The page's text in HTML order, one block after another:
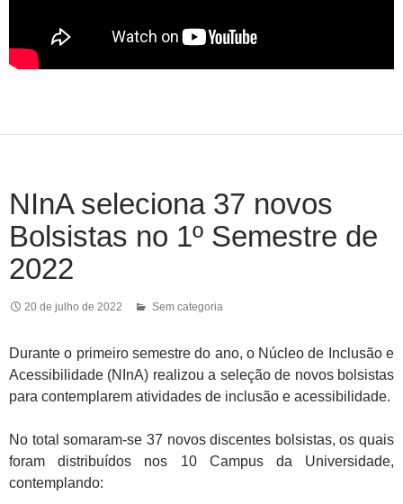
NInA seleciona 37 novos
Bolsistas no 1º Semestre de
2022
20 de julho de 2022 Sem categoria
Durante o primeiro semestre do ano, o Núcleo de Inclusão e
Acessibilidade (NInA) realizou a seleção de novos bolsistas
para contemplarem atividades de inclusão e acessibilidade.
No total somaram-se 37 novos discentes bolsistas, os quais
foram distribuídos nos 10 Campus da Universidade,
contemplando: